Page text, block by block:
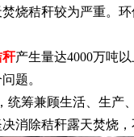
秸秆较为严重。环
产生量达4000万吨以
题。
筹兼顾生活、生产
消除秸秆露天焚烧